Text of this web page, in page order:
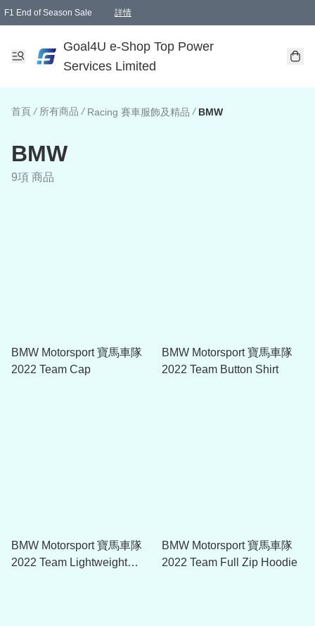
F1 End of Season Sale 詳情
Goal4U e-Shop Top Power
Services Limited
首頁 / 所有商品 / Racing 賽車服飾及精品 / BMW
BMW
9項 商品
BMW Motorsport 寶馬車隊
2022 Team Cap
BMW Motorsport 寶馬車隊
2022 Team Button Shirt
BMW Motorsport 寶馬車隊
2022 Team Lightweight
BMW Motorsport 寶馬車隊
2022 Team Full Zip Hoodie